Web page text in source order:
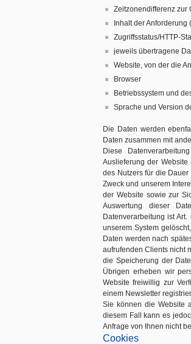
Zeitzonendifferenz zur
Inhalt der Anforderung
Zugriffsstatus/HTTP-
jeweils übertragene
Website, von der die
Browser
Betriebssystem und
Sprache und Version
Die Daten werden
Daten zusammen mit
Diese
Auslieferung der
des Nutzers für die
Zweck und unserem
der Website sowie zur
Auswertung dieser
Datenverarbeitung ist
unserem System
Daten werden nach
aufrufenden Clients nicht
die Speicherung der
Übrigen erheben wir
Website freiwillig zur
einem Newsletter
Sie können die Website
diesem Fall kann es
Anfrage von Ihnen nicht
Cookies